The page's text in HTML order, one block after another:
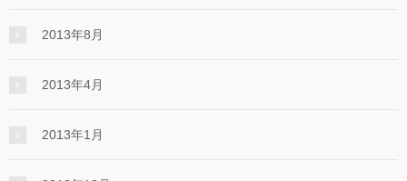
2013年8月
2013年4月
2013年1月